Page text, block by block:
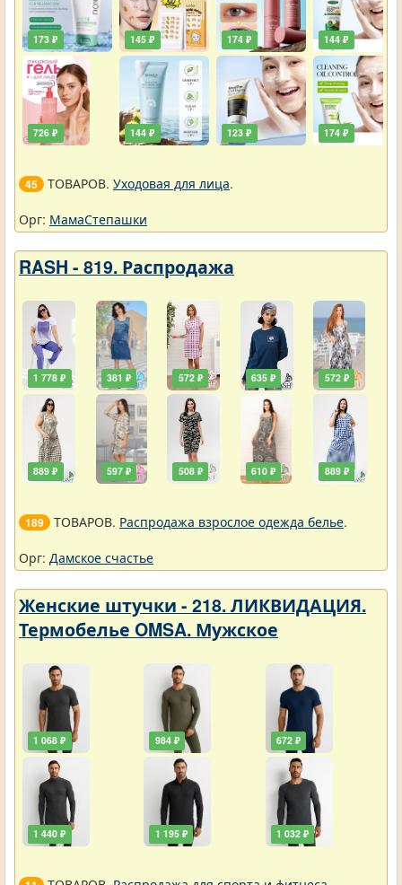
173 ₽
726 ₽
145 ₽
144 ₽
174 ₽
123 ₽
144 ₽
174 ₽
45 ТОВАРОВ. Уходовая для лица.
Орг: МамаСтепашки
RASH - 819. Распродажа
1 778 ₽
889 ₽
381 ₽
597 ₽
572 ₽
508 ₽
635 ₽
610 ₽
572 ₽
889 ₽
189 ТОВАРОВ. Распродажа взрослое одежда белье.
Орг: Дамское счастье
Женские штучки - 218. ЛИКВИДАЦИЯ.
Термобелье OMSA. Мужское
1 068 ₽
1 440 ₽
984 ₽
1 195 ₽
672 ₽
1 032 ₽